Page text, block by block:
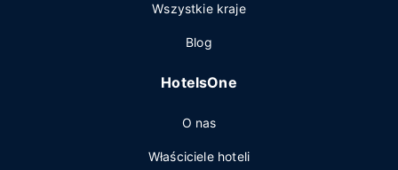
Wszystkie kraje
Blog
HotelsOne
O nas
Właściciele hoteli